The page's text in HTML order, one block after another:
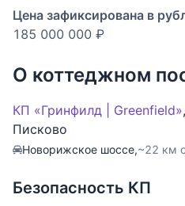
остекление, расширяющее
пространства, и балкон, с
Гринфилд.
Планировка дома:
1 этаж: холл, гостиная,
террасу, столовая, кухня,
топочная, гараж;
2 этаж: холл, каминная,
санузлом и гардеробной.
Цена зафиксирована в
185 000 000 ₽
О коттеджном
КП «Гринфилд | Greenfield»,
Писково
Новорижское шоссе,~22 км
Безопасность КП